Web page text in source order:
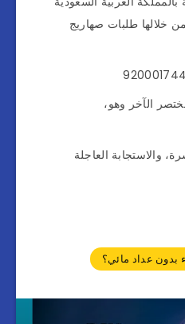
خلالها طلبات صهاريج
الآخر وهو،
والاستجابة العاجلة
بدون عداد مائي؟